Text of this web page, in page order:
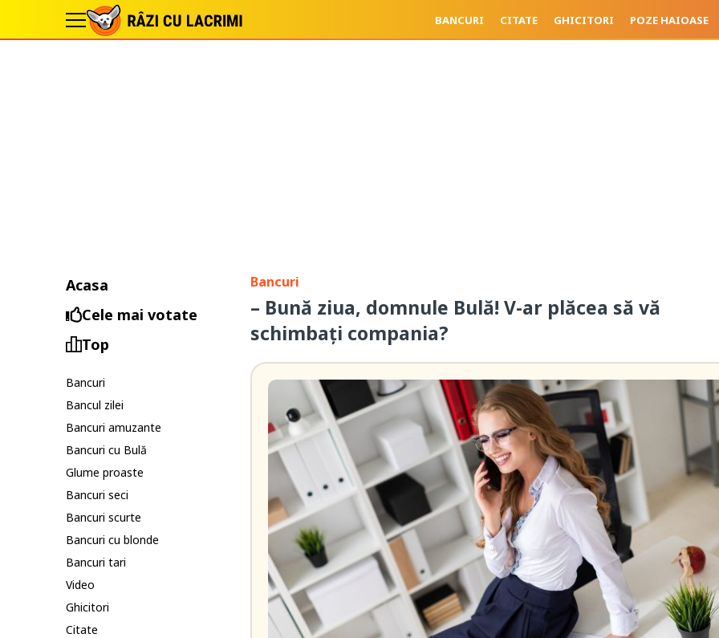
BANCURI CITATE GHICITORI POZE HAIOASE
Acasa
Cele mai votate
Top
Bancuri
Bancul zilei
Bancuri amuzante
Bancuri cu Bulă
Glume proaste
Bancuri seci
Bancuri scurte
Bancuri cu blonde
Bancuri tari
Video
Ghicitori
Citate
Bancuri
– Bună ziua, domnule Bulă! V-ar plăcea să vă
schimbați compania?